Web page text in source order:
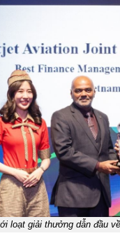
loạt giải thưởng dẫn đầu